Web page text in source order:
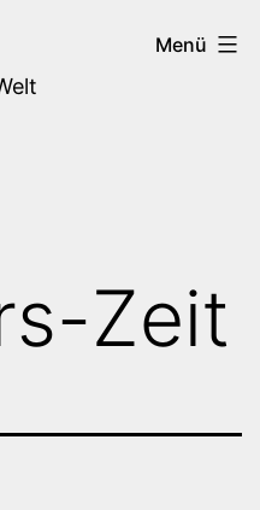
Menü
Zeit